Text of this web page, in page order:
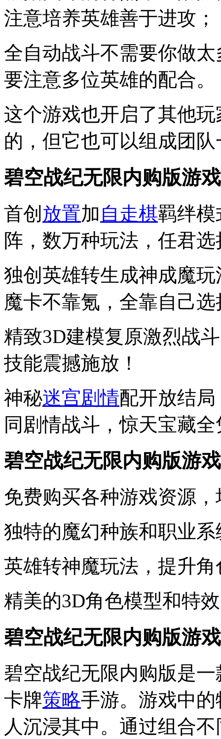
注意培养英雄善于进攻；
全自动战斗不需要你做
要注意多位英雄的配合。
这个游戏也开启了其他玩
的，但它也可以组成团队
碧空战纪无限内购版游
首创放置加 自走棋羁绊模
阵，数万种玩法，任君选
独创英雄转生成神成魔
魔卡不靠氪，全靠自己选
精致3D建模复原激烈战
技能震撼施放！
神秘迷宫剧情配开放结
同剧情战斗，惊天宝藏
碧空战纪无限内购版游
免费购买各种游戏资源
独特的魔幻种族和职业
英雄转神魔玩法，提升
精美的3D角色模型和特
碧空战纪无限内购版游
碧空战纪无限内购版是
卡牌策略手游。游戏中
人沉浸其中。通过组合